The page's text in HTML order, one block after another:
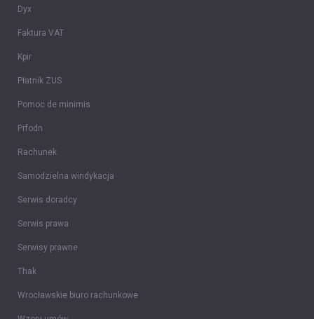
Dyx
Faktura VAT
Kpir
Płatnik ZUS
Pomoc de minimis
Prfodn
Rachunek
Samodzielna windykacja
Serwis doradcy
Serwis prawa
Serwisy prawne
Thak
Wrocławskie biuro rachunkowe